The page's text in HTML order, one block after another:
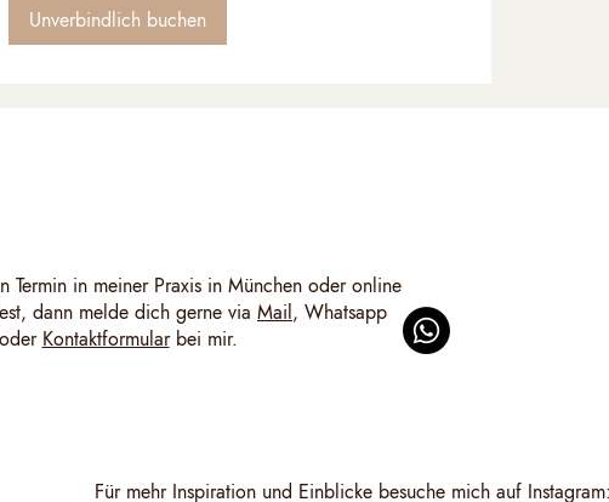
Unverbindlich buchen
Termin in meiner Praxis in München oder online
dann melde dich gerne via Mail, Whatsapp
oder Kontaktformularbei mir.
Für mehr Inspiration und Einblicke besuche mich auf Instagram: